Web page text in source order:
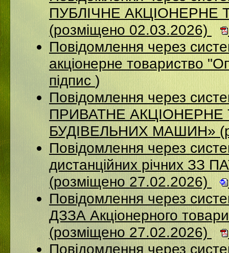
ПУБЛІЧНЕ
(розміщено 02.03.2026)
Повідомлення через
акціонерне товариство
підпис )
Повідомлення через
ПРИВАТНЕ
БУДІВЕЛЬНИХ МАШИН»
Повідомлення через
дистанційних річних ЗЗ
(розміщено 27.02.2026)
Повідомлення через
ДЗЗА Акціонерного
(розміщено 27.02.2026)
Повідомлення через